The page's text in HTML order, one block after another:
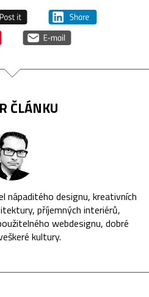
ČLÁNKU
nápaditého designu, kreativních
příjemných interiérů,
webdesignu, dobré
kultury.